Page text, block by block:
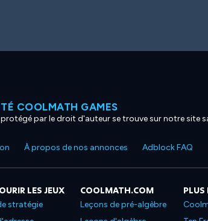
COOLMATH GAMES
par le droit d'auteur se trouve sur notre site
À propos de nos annonces Adblock FAQ
LES JEUX
stratégie
COOLMATH.COM
Leçons de pré-algèbre
PLUS